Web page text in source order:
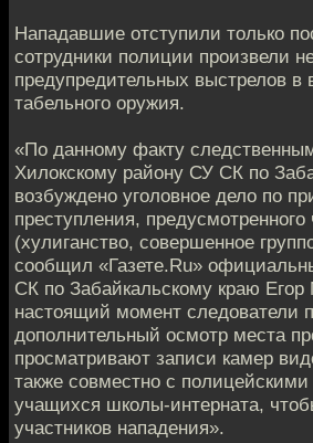
Нападавшие отступили только
сотрудники полиции произвели
предупредительных выстрелов в
табельного оружия.
«По данному факту
Хилокскому району СУ СК по
возбуждено уголовное дело по
преступления,
(хулиганство, совершенное
сообщил «Газете.Ru»
СК по Забайкальскому краю
настоящий момент следователи
дополнительный осмотр места
просматривают записи камер
также совместно с
учащихся школы-интерната,
участников нападения».